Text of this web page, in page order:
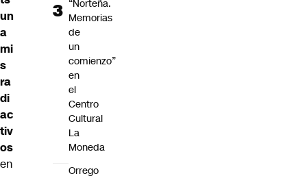
un
a
mi
s
ra
di
ac
tiv
os
en
“Norteña.
Memorias
de
un
comienzo”
en
el
Centro
Cultural
La
Moneda
Orrego